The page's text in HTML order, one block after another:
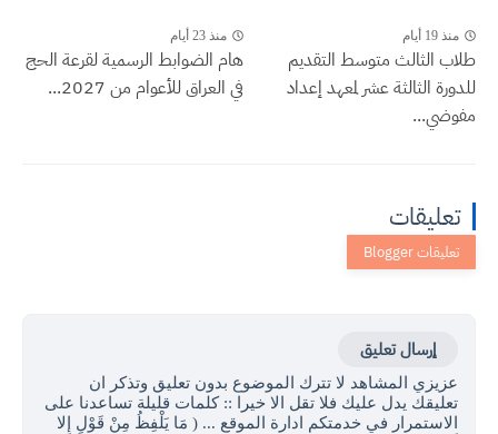
منذ 19 أيام
طلاب الثالث متوسط التقديم
للدورة الثالثة عشر لمعهد إعداد
مفوضي...
منذ 23 أيام
هام الضوابط الرسمية لقرعة الحج
في العراق للأعوام من 2027...
تعليقات
إرسال تعليق
عزيزي المشاهد لا تترك الموضوع بدون تعليق وتذكر ان
تعليقك يدل عليك فلا تقل الا خيرا :: كلمات قليلة تساعدنا على
الاستمرار في خدمتكم ادارة الموقع ... ( مَا يَلْفِظُ مِنْ قَوْلٍ إِلا